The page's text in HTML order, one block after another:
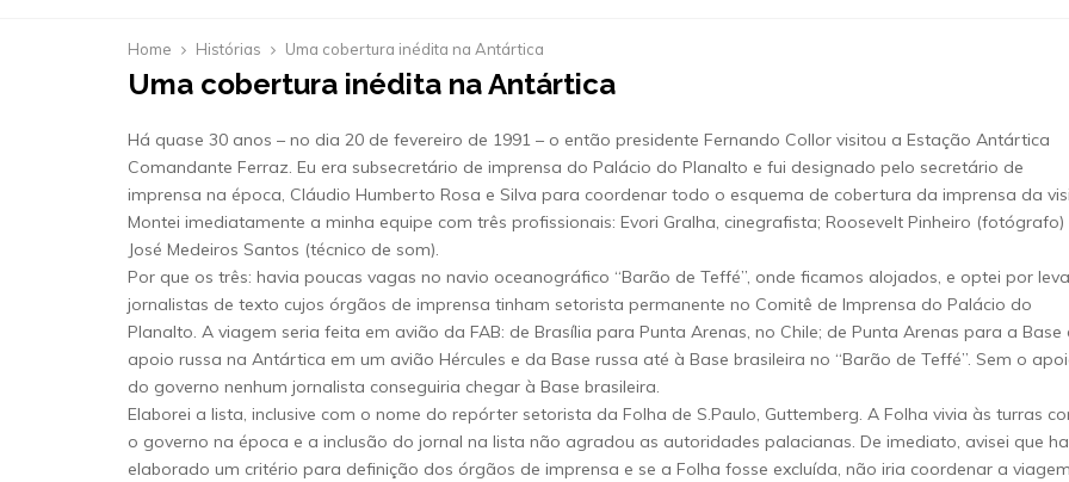
Home Histórias Uma cobertura inédita na Antártica
Uma cobertura inédita na Antártica
Há quase 30 anos – no dia 20 de fevereiro de 1991 – o então presidente Fernando Collor visitou a Estação Antártica
Comandante Ferraz. Eu era subsecretário de imprensa do Palácio do Planalto e fui designado pelo secretário de
imprensa na época, Cláudio Humberto Rosa e Silva para coordenar todo o esquema de cobertura da imprensa da
Montei imediatamente a minha equipe com três profissionais: Evori Gralha, cinegrafista; Roosevelt Pinheiro (fotógrafo)
José Medeiros Santos (técnico de som).
Por que os três: havia poucas vagas no navio oceanográfico “Barão de Teffé”, onde ficamos alojados, e optei por
jornalistas de texto cujos órgãos de imprensa tinham setorista permanente no Comitê de Imprensa do Palácio do
Planalto. A viagem seria feita em avião da FAB: de Brasília para Punta Arenas, no Chile; de Punta Arenas para a Base
apoio russa na Antártica em um avião Hércules e da Base russa até à Base brasileira no “Barão de Teffé”. Sem o
do governo nenhum jornalista conseguiria chegar à Base brasileira.
Elaborei a lista, inclusive com o nome do repórter setorista da Folha de S.Paulo, Guttemberg. A Folha vivia às turras
o governo na época e a inclusão do jornal na lista não agradou as autoridades palacianas. De imediato, avisei que
elaborado um critério para definição dos órgãos de imprensa e se a Folha fosse excluída, não iria coordenar a